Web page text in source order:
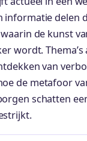
informatie delen
de kunst
wordt. Thema’s
van
de metafoor
schatten